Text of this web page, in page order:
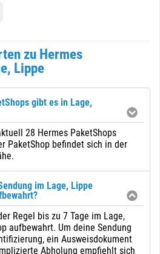
zu Hermes
Lippe
gibt es in Lage,
28 Hermes PaketShops
PaketShop befindet sich in der
im Lage, Lippe
Regel bis zu 7 Tage im Lage,
aufbewahrt. Um deine Sendung
ein Ausweisdokument
Abholung empfiehlt sich